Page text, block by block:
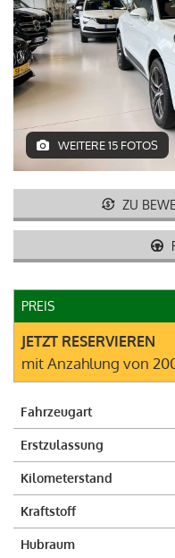
DEUTSCH
ITALIANO
WEITERE 15 FOTOS
ZU
PREIS
JETZT RESERVIEREN
mit Anzahlung von
Fahrzeugart
Erstzulassung
Kilometerstand
Kraftstoff
Hubraum